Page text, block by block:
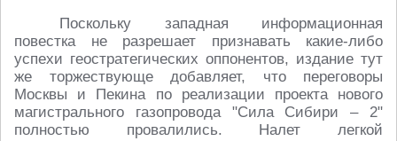
Поскольку западная информационная
повестка не разрешает признавать какие-либо
успехи геостратегических оппонентов, издание тут
же торжествующе добавляет, что переговоры
Москвы и Пекина по реализации проекта нового
магистрального газопровода "Сила Сибири – 2"
полностью провалились. Налет легкой